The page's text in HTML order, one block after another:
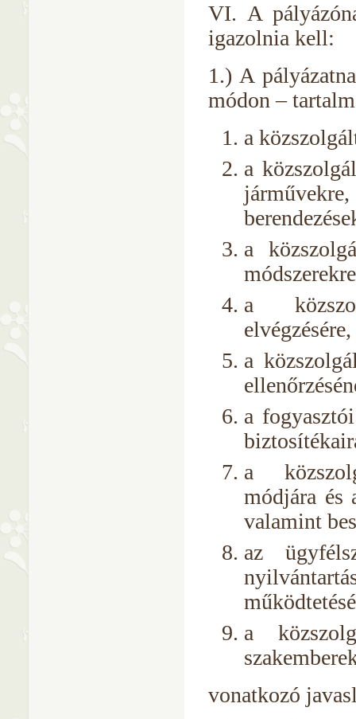
VI. A
igazolnia kell:
1.) A
módon –
a
a
a
a
elvégzésére,
a
a
a
módjára és
valamint
az
a
vonatkozó